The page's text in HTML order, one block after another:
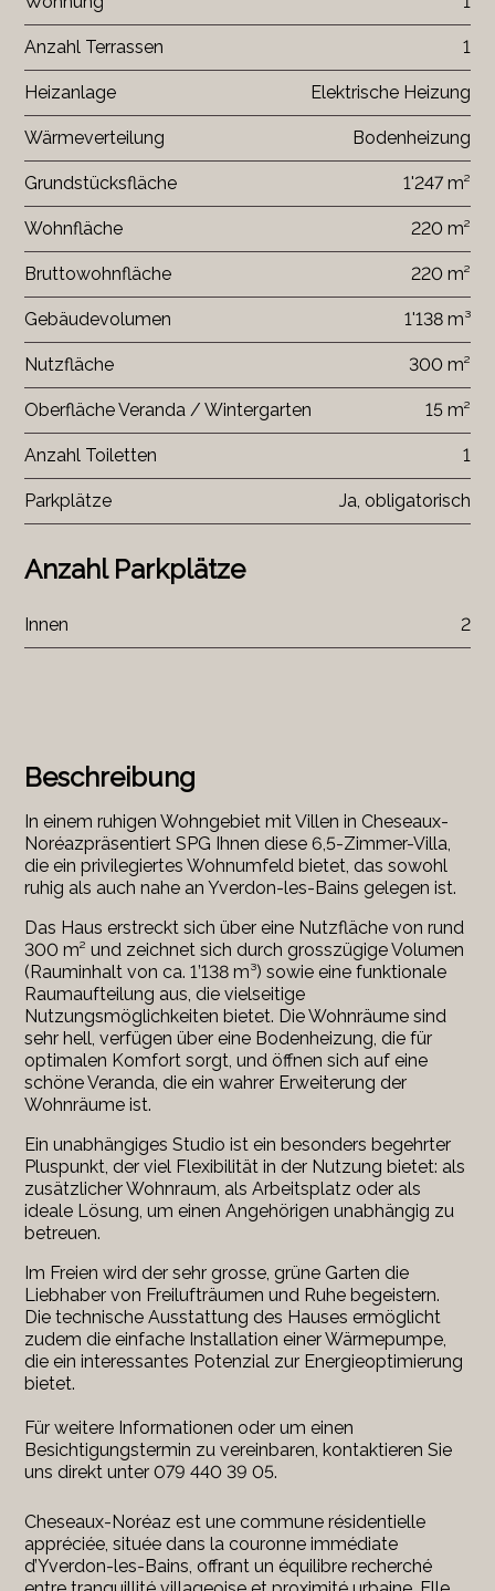
Beschreibung
In einem ruhigen Wohngebiet mit Villen in Cheseaux-
Noréazpräsentiert SPG Ihnen diese 6,5-Zimmer-Villa,
die ein privilegiertes Wohnumfeld bietet, das sowohl
ruhig als auch nahe an Yverdon-les-Bains gelegen ist.
Das Haus erstreckt sich über eine Nutzfläche von rund
300 m² und zeichnet sich durch grosszügige Volumen
(Rauminhalt von ca. 1’138 m³) sowie eine funktionale
Raumaufteilung aus, die vielseitige
Nutzungsmöglichkeiten bietet. Die Wohnräume sind
sehr hell, verfügen über eine Bodenheizung, die für
optimalen Komfort sorgt, und öffnen sich auf eine
schöne Veranda, die ein wahrer Erweiterung der
Wohnräume ist.
Ein unabhängiges Studio ist ein besonders begehrter
Pluspunkt, der viel Flexibilität in der Nutzung bietet: als
zusätzlicher Wohnraum, als Arbeitsplatz oder als
ideale Lösung, um einen Angehörigen unabhängig zu
betreuen.
Im Freien wird der sehr grosse, grüne Garten die
Liebhaber von Freilufträumen und Ruhe begeistern.
Die technische Ausstattung des Hauses ermöglicht
zudem die einfache Installation einer Wärmepumpe,
die ein interessantes Potenzial zur Energieoptimierung
bietet.
Für weitere Informationen oder um einen
Besichtigungstermin zu vereinbaren, kontaktieren Sie
uns direkt unter 079 440 39 05.
Cheseaux-Noréaz est une commune résidentielle
appréciée, située dans la couronne immédiate
d’Yverdon-les-Bains, offrant un équilibre recherché
Anzahl Terrassen 1
Heizanlage Elektrische Heizung
Wärmeverteilung Bodenheizung
Grundstücksfläche 1'247 m²
Wohnfläche 220 m²
Bruttowohnfläche 220 m²
Gebäudevolumen 1'138 m³
Nutzfläche 300 m²
Oberfläche Veranda / Wintergarten 15 m²
Anzahl Toiletten 1
Parkplätze Ja, obligatorisch
Anzahl Parkplätze
Innen 2